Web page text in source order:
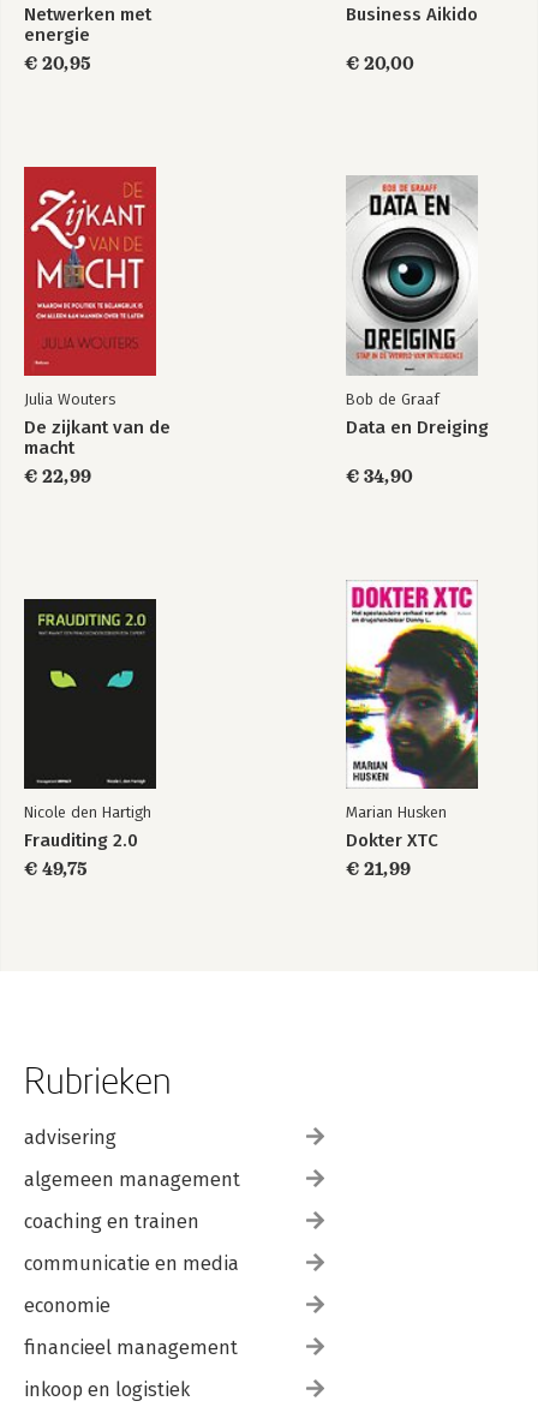
Een nieuwe vorm van leiderschap
Over de auteur
Literatuurlijst
Index
Netwerken met
energie
€ 20,95
Business Aikido
€ 20,00
Julia Wouters
De zijkant van de
macht
€ 22,99
Bob de Graaf
Data en Dreiging
€ 34,90
Nicole den Hartigh
Frauditing 2.0
€ 49,75
Marian Husken
Dokter XTC
€ 21,99
Rubrieken
advisering
algemeen management
coaching en trainen
communicatie en media
economie
financieel management
inkoop en logistiek